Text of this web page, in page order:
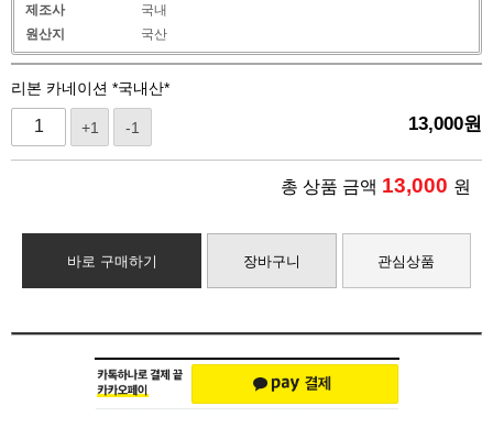
제조사
국내
원산지
국산
리본 카네이션 *국내산*
+1 -1 13,000원
총 상품 금액 13,000 원
바로 구매하기 장바구니 관심상품